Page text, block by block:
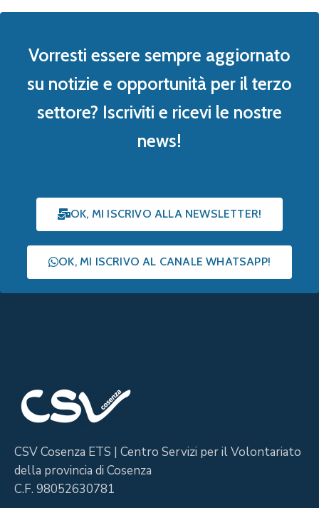
Vorresti essere sempre aggiornato
su notizie e opportunità per il terzo
settore? Iscriviti e ricevi le nostre
news!
OK, MI ISCRIVO ALLA NEWSLETTER!
OK, MI ISCRIVO AL CANALE WHATSAPP!
CSV Cosenza ETS | Centro Servizi per il Volontariato
della provincia di Cosenza
C.F. 98052630781